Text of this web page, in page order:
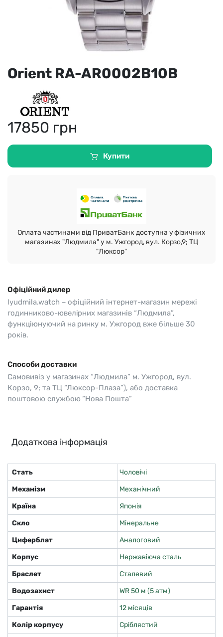
Orient RA-AR0002B10B
17850 грн
Купити
Оплата частинами від ПриватБанк доступна у фізичних
магазинах "Людмила" у м. Ужгород, вул. Корзо,9; ТЦ
"Люксор"
Офіційний дилер
lyudmila.watch – офіційний інтернет-магазин мережі
годинниково-ювелірних магазинів “Людмила”,
функціюнуючий на ринку м. Ужгород вже більше 30
років.
Способи доставки
Самовивіз у магазинах “Людмила” м. Ужгород, вул.
Корзо, 9; та ТЦ “Люксор-Плаза”), або доставка
поштовою службою “Нова Пошта”
Додаткова інформація
Стать
Чоловічі
Механізм
Механічний
Країна
Японія
Скло
Мінеральне
Циферблат
Аналоговий
Корпус
Нержавіюча сталь
Браслет
Сталевий
Водозахист
WR 50 м (5 атм)
Гарантія
12 місяців
Колір корпусу
Сріблястий